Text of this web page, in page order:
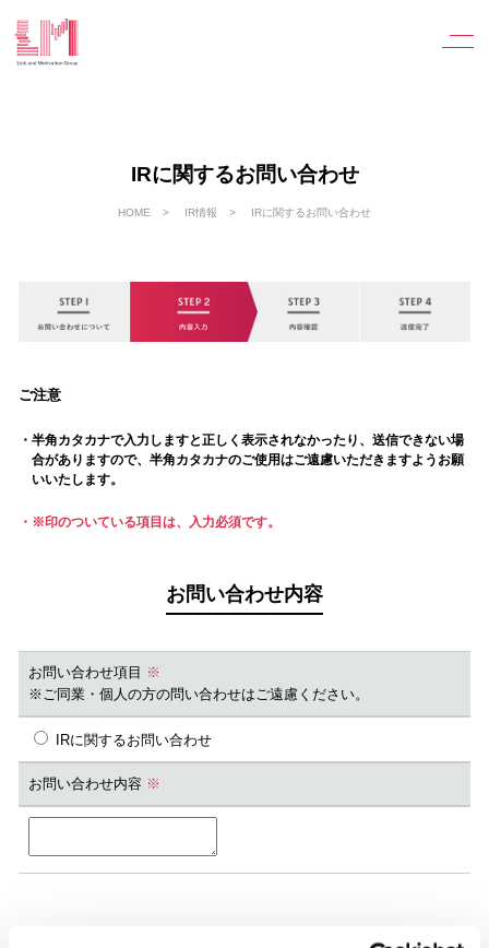
IRに関するお問い合わせ
HOME IR情報 IRに関するお問い合わせ
ご注意
半角カタカナで入力しますと正しく表示されなかったり、送信できない場
合がありますので、半角カタカナのご使用はご遠慮いただきますようお願
いいたします。
※印のついている項目は、入力必須です。
お問い合わせ内容
お問い合わせ項目 ※
※ご同業・個人の方の問い合わせはご遠慮ください。
IRに関するお問い合わせ
お問い合わせ内容 ※